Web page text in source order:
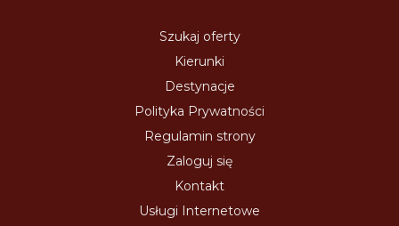
Szukaj oferty
Kierunki
Destynacje
Polityka Prywatności
Regulamin strony
Zaloguj się
Kontakt
Usługi Internetowe